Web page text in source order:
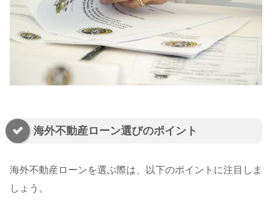
海外不動産ローン選びのポイント
海外不動産ローンを選ぶ際は、以下のポイントに注目しま
しょう。